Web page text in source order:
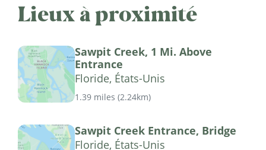
Lieux à proximité
Sawpit Creek, 1 Mi. Above
Entrance
Floride, États-Unis
1.39 miles (2.24km)
Sawpit Creek Entrance, Bridge
Floride, États-Unis